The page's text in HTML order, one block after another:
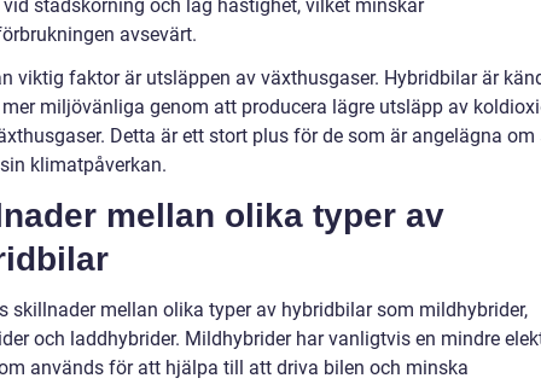
stadskörning och låg hastighet, vilket minskar
avsevärt.
viktig faktor är utsläppen av växthusgaser. Hybridbilar är
miljövänliga genom att producera lägre utsläpp av
Detta är ett stort plus för de som är angelägna om
klimatpåverkan.
mellan olika typer av
skillnader mellan olika typer av hybridbilar som mildhybrider,
och laddhybrider. Mildhybrider har vanligtvis en mindre
används för att hjälpa till att driva bilen och minska